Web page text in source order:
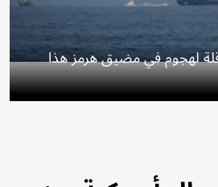
لهجوم في مضيق هرمز هذا